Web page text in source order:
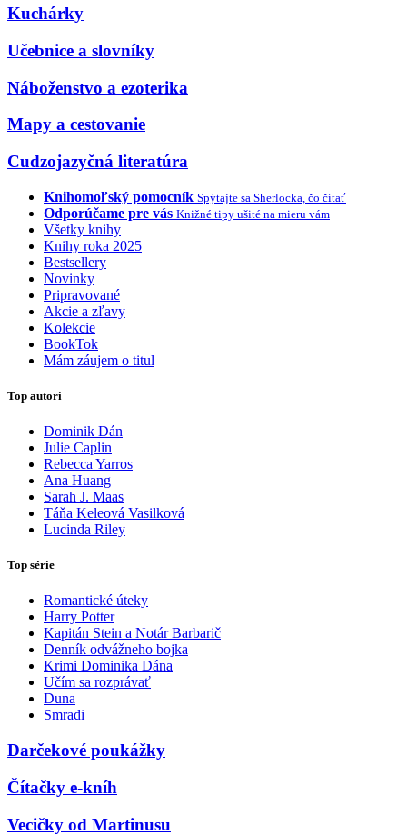
Kuchárky
Učebnice a slovníky
Náboženstvo a ezoterika
Mapy a cestovanie
Cudzojazyčná literatúra
Knihomoľský pomocník Spýtajte sa Sherlocka, čo čítať
Odporúčame pre vás Knižné tipy ušité na mieru vám
Všetky knihy
Knihy roka 2025
Bestsellery
Novinky
Pripravované
Akcie a zľavy
Kolekcie
BookTok
Mám záujem o titul
Top autori
Dominik Dán
Julie Caplin
Rebecca Yarros
Ana Huang
Sarah J. Maas
Táňa Keleová Vasilková
Lucinda Riley
Top série
Romantické úteky
Harry Potter
Kapitán Stein a Notár Barbarič
Denník odvážneho bojka
Krimi Dominika Dána
Učím sa rozprávať
Duna
Smradi
Darčekové poukážky
Čítačky e-kníh
Vecičky od Martinusu